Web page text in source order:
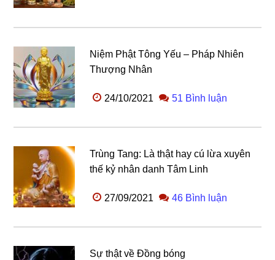
Niệm Phật Tông Yếu – Pháp Nhiên
Thượng Nhân
24/10/2021 51 Bình luận
Trùng Tang: Là thật hay cú lừa xuyên
thế kỷ nhân danh Tâm Linh
27/09/2021 46 Bình luận
Sự thật về Đồng bóng